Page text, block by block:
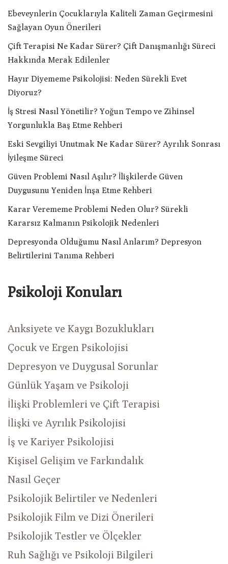
Ebeveynlerin Çocuklarıyla Kaliteli Zaman Geçirmesini
Sağlayan Oyun Önerileri
Çift Terapisi Ne Kadar Sürer? Çift Danışmanlığı Süreci
Hakkında Merak Edilenler
Hayır Diyememe Psikolojisi: Neden Sürekli Evet
Diyoruz?
İş Stresi Nasıl Yönetilir? Yoğun Tempo ve Zihinsel
Yorgunlukla Baş Etme Rehberi
Eski Sevgiliyi Unutmak Ne Kadar Sürer? Ayrılık Sonrası
İyileşme Süreci
Güven Problemi Nasıl Aşılır? İlişkilerde Güven
Duygusunu Yeniden İnşa Etme Rehberi
Karar Verememe Problemi Neden Olur? Sürekli
Kararsız Kalmanın Psikolojik Nedenleri
Depresyonda Olduğumu Nasıl Anlarım? Depresyon
Belirtilerini Tanıma Rehberi
Psikoloji Konuları
Anksiyete ve Kaygı Bozuklukları
Çocuk ve Ergen Psikolojisi
Depresyon ve Duygusal Sorunlar
Günlük Yaşam ve Psikoloji
İlişki Problemleri ve Çift Terapisi
İlişki ve Ayrılık Psikolojisi
İş ve Kariyer Psikolojisi
Kişisel Gelişim ve Farkındalık
Nasıl Geçer
Psikolojik Belirtiler ve Nedenleri
Psikolojik Film ve Dizi Önerileri
Psikolojik Testler ve Ölçekler
Ruh Sağlığı ve Psikoloji Bilgileri